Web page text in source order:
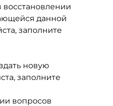
восстановлении
данной
заполните
новую
заполните
вопросов